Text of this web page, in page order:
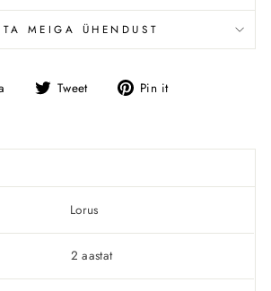
MEIGA ÜHENDUST
Jaga
Tweet Tweet Pin it
Lorus
2 aastat